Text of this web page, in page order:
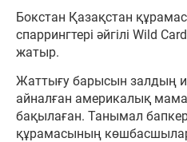
Бокстан Қазақстан
спаррингтері әйгілі Wild
жатыр.
Жаттығу барысын залдың
айналған америкалық
бақылаған. Танымал
құрамасының